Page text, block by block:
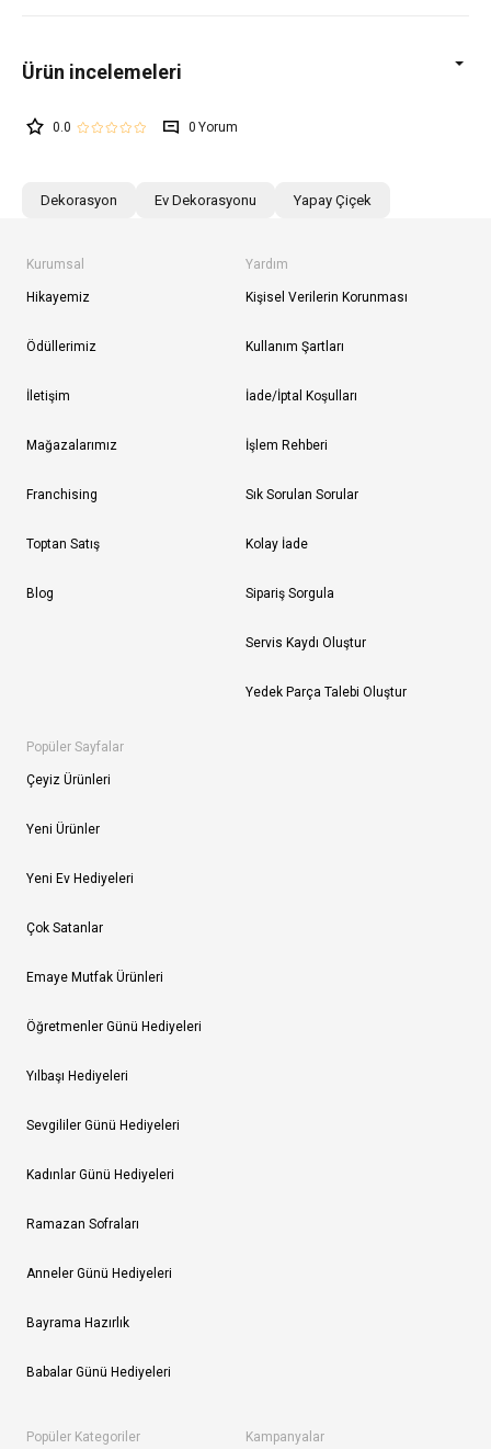
0.0 0
Dekorasyon Ev Dekorasyonu Yapay Çiçek
Kurumsal
Hikayemiz
Ödüllerimiz
İletişim
Mağazalarımız
Franchising
Toptan Satış
Blog
Yardım
Kişisel Verilerin Korunması
Kullanım Şartları
İade/İptal Koşulları
İşlem Rehberi
Sık Sorulan Sorular
Kolay İade
Sipariş Sorgula
Servis Kaydı Oluştur
Yedek Parça Talebi Oluştur
Popüler Sayfalar
Çeyiz Ürünleri
Yeni Ürünler
Yeni Ev Hediyeleri
Çok Satanlar
Emaye Mutfak Ürünleri
Öğretmenler Günü Hediyeleri
Yılbaşı Hediyeleri
Sevgililer Günü Hediyeleri
Kadınlar Günü Hediyeleri
Ramazan Sofraları
Anneler Günü Hediyeleri
Bayrama Hazırlık
Babalar Günü Hediyeleri
Popüler Kategoriler Kampanyalar